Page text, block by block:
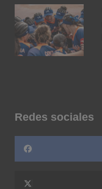
Redes sociales